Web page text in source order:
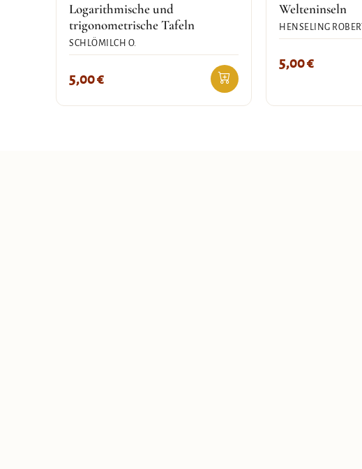
Logarithmische und
trigonometrische Tafeln
SCHLÖMILCH O.
5,00€
Welteninseln
HENSELING ROBERT
5,00€